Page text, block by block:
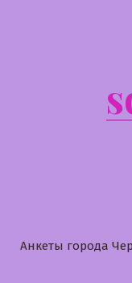
Анкеты города